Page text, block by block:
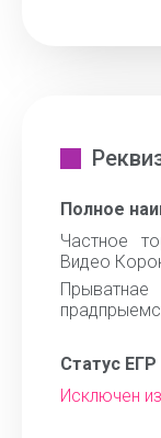
Полное
Частное
Видео
Статус ЕГР
Исключен